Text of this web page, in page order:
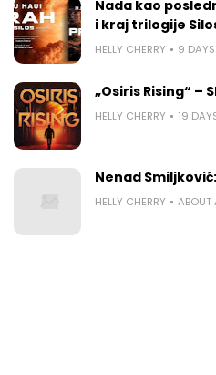
Nada kao
i kraj trilogije
HELLY CHERRY 9
„Osiris Rising“ –
HELLY CHERRY 19
Nenad Smiljković:
HELLY CHERRY ABOUT